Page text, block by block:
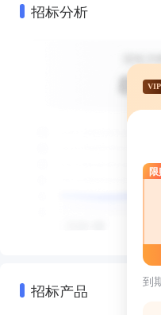
招标分析
招标产品
VIP
限
到